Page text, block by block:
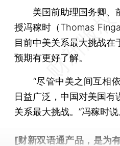
美国前助理国务卿、
授冯稼时（Thomas
目前中美关系最大挑战在
预期有更好了解。
“尽管中美之间互相依
日益广泛，中国对美国有
关系最大挑战。”冯稼时说
[财新双语通产品，是为